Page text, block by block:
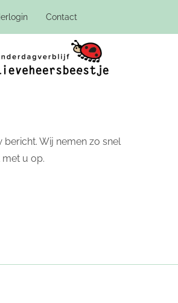
Contact
Wij nemen zo snel
u op.